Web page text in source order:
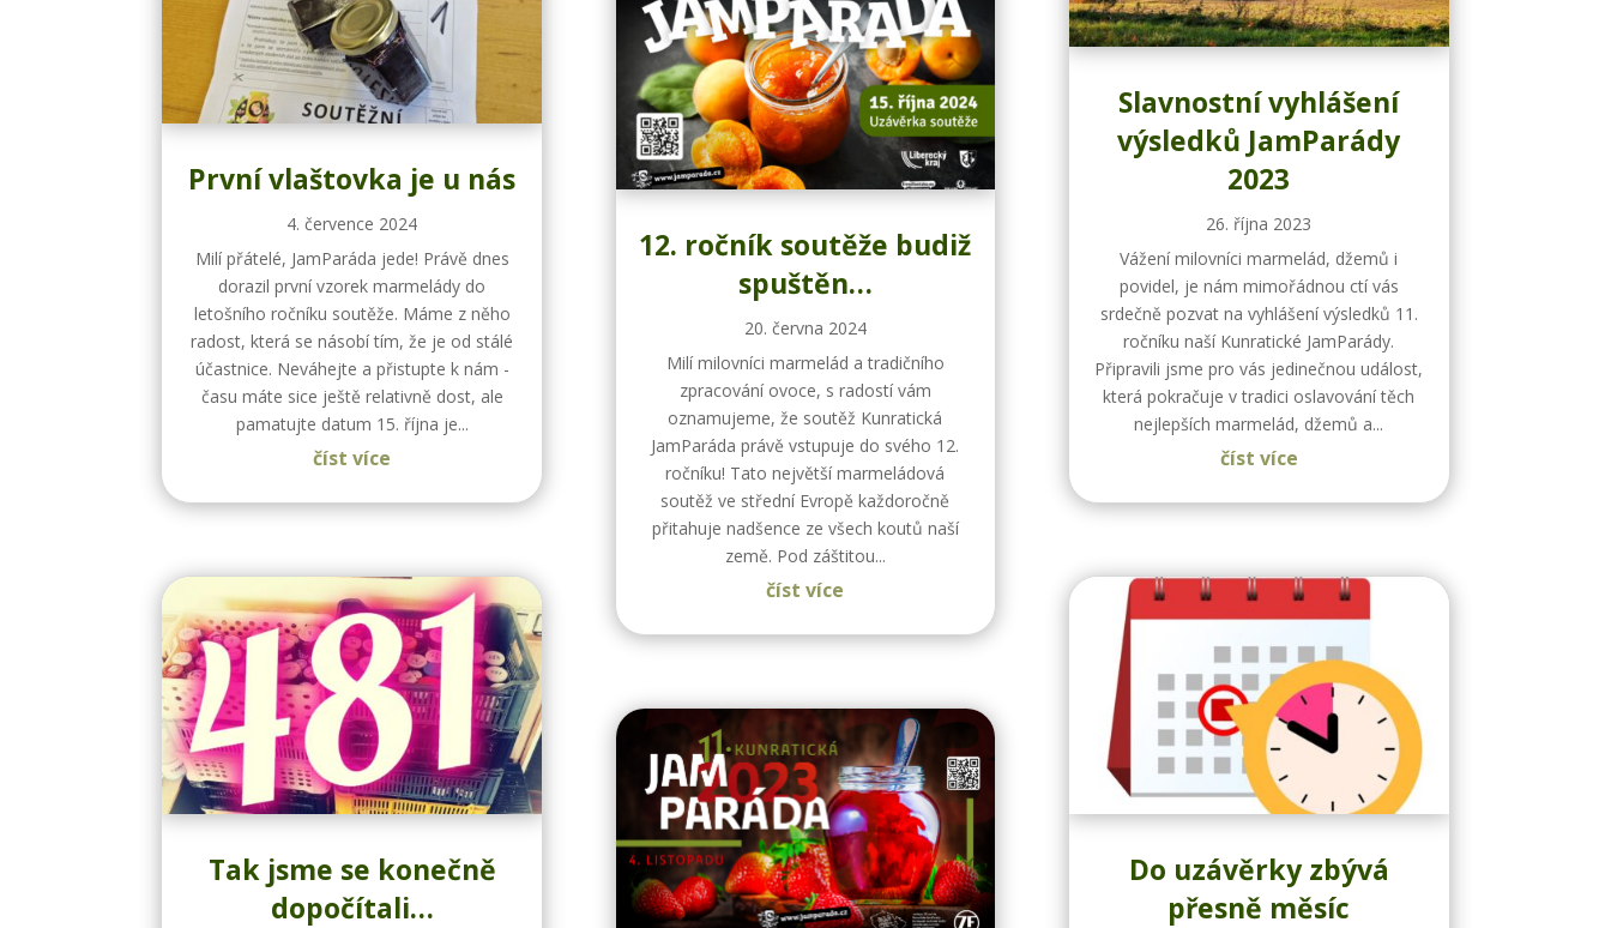
První vlaštovka je u nás
4. července 2024
Milí přátelé, JamParáda jede! Právě dnes
dorazil první vzorek marmelády do
letošního ročníku soutěže. Máme z něho
radost, která se násobí tím, že je od stálé
účastnice. Neváhejte a přistupte k nám -
času máte sice ještě relativně dost, ale
pamatujte datum 15. října je...
číst více
Tak jsme se konečně
dopočítali…
12. ročník soutěže budiž
spuštěn…
20. června 2024
Milí milovníci marmelád a tradičního
zpracování ovoce, s radostí vám
oznamujeme, že soutěž Kunratická
JamParáda právě vstupuje do svého 12.
ročníku! Tato největší marmeládová
soutěž ve střední Evropě každoročně
přitahuje nadšence ze všech koutů naší
země. Pod záštitou...
číst více
Slavnostní vyhlášení
výsledků JamParády
2023
26. října 2023
Vážení milovníci marmelád, džemů i
povidel, je nám mimořádnou ctí vás
srdečně pozvat na vyhlášení výsledků 11.
ročníku naší Kunratické JamParády.
Připravili jsme pro vás jedinečnou událost,
která pokračuje v tradici oslavování těch
nejlepších marmelád, džemů a...
číst více
Do uzávěrky zbývá
přesně měsíc